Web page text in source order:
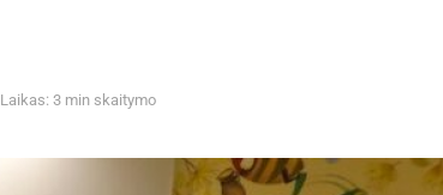
Laikas: 3 min skaitymo